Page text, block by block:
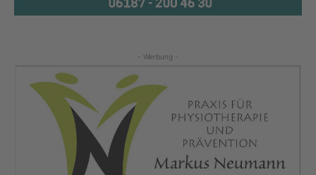
- Werbung -